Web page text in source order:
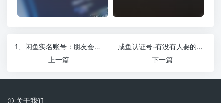
1、闲鱼实名账号：朋友会用我的身份证做实名自认证闲鱼账号吗？ 如果别人用你的身份证进行实名认证，那肯定是有风险的，因为在认证过程中，网站出现了一些问题
上一篇
咸鱼认证号-有没有人要的闲鱼账号？认证和信用…
下一篇
关于我们